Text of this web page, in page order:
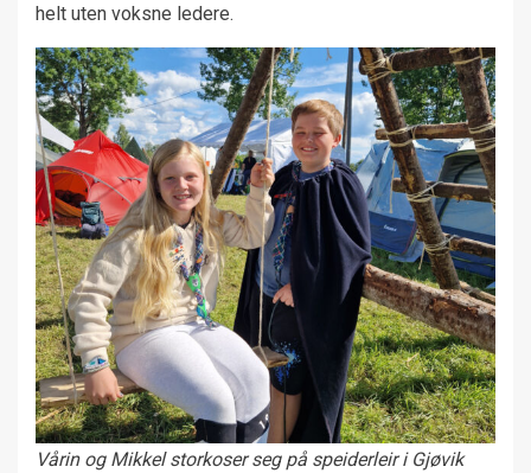
helt uten voksne ledere.
Vårin og Mikkel storkoser seg på speiderleir i Gjøvik